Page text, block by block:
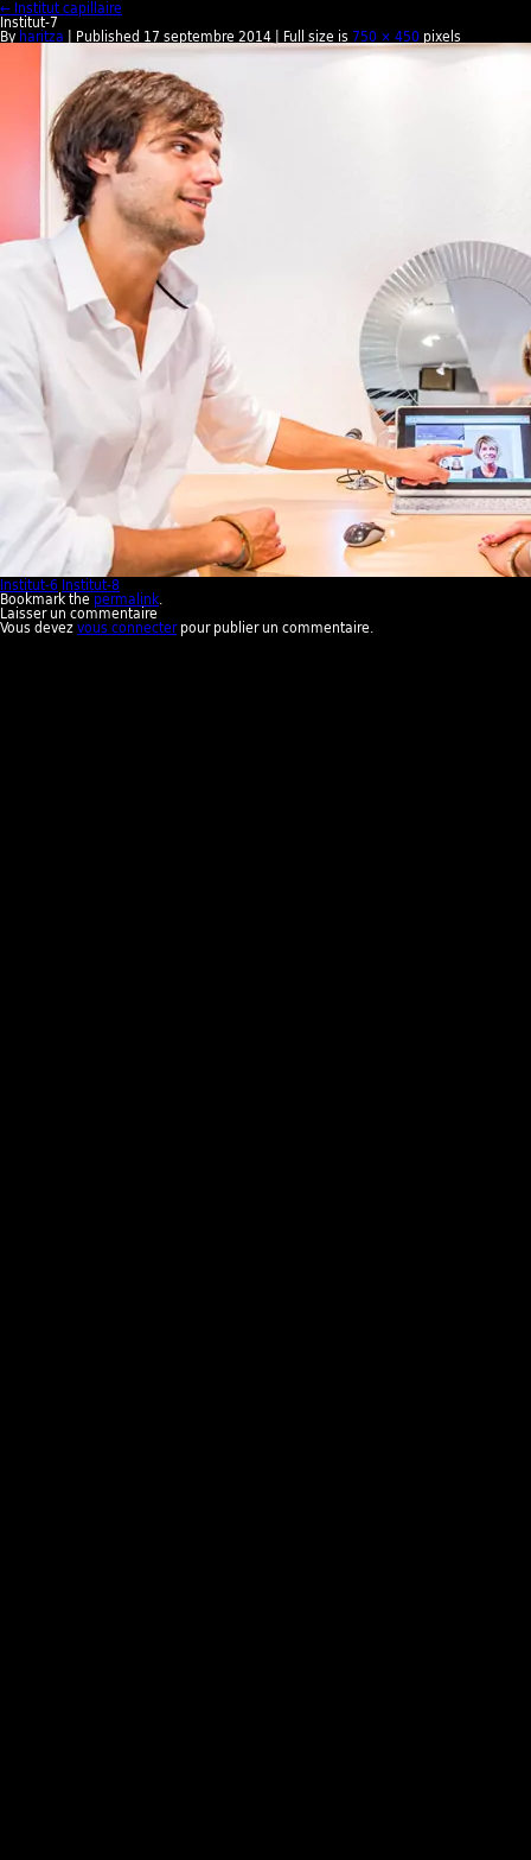
← Institut capillaire
Institut-7
By haritza | Published 17 septembre 2014 | Full size is 750 × 450 pixels
Institut-6Institut-8
Bookmark thepermalink.
Laisser un commentaire
Vous devezvous connecterpour publier un commentaire.